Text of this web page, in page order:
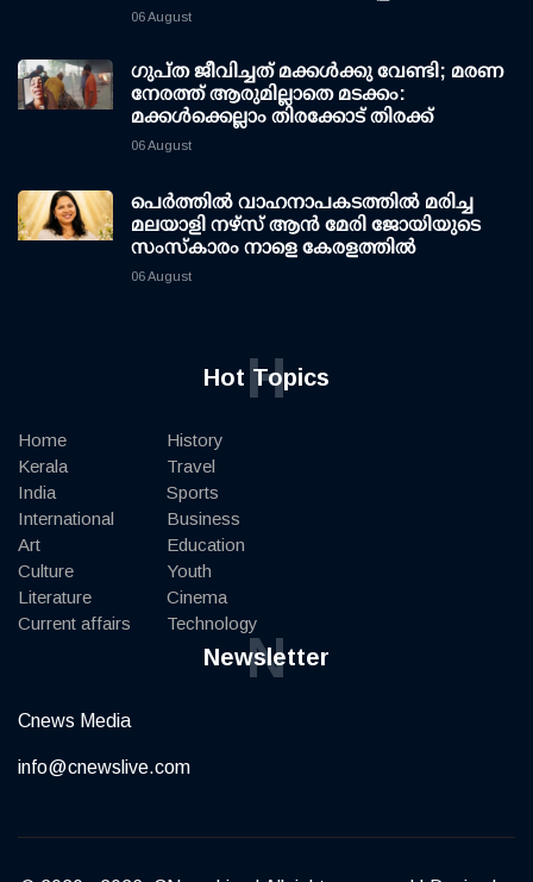
06 August
ഗുപ്ത ജീവിച്ചത് മക്കള്‍ക്കു വേണ്ടി; മരണ
നേരത്ത് ആരുമില്ലാതെ മടക്കം:
മക്കള്‍ക്കെല്ലാം തിരക്കോട് തിരക്ക്
06 August
പെർത്തിൽ വാഹനാപകടത്തിൽ മരിച്ച
മലയാളി നഴ്സ് ആൻ മേരി ജോയിയുടെ
സംസ്കാരം നാളെ കേരളത്തിൽ
06 August
Hot Topics
H
Home
Kerala
India
International
Art
Culture
Literature
Current affairs
History
Travel
Sports
Business
Education
Youth
Cinema
Technology
Newsletter
N
Cnews Media
info@cnewslive.com